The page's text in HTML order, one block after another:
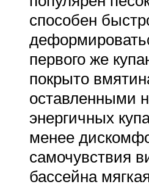
способен
первого же
покрыто
оставленными
энергичных
менее
самочувствия
бассейна